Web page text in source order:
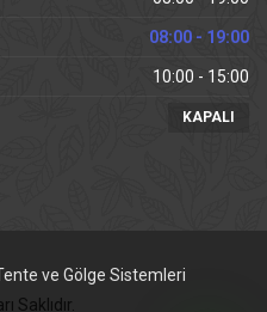
08:00 - 19:00
10:00 - 15:00
KAPALI
ve Gölge Sistemleri
Saklıdır.